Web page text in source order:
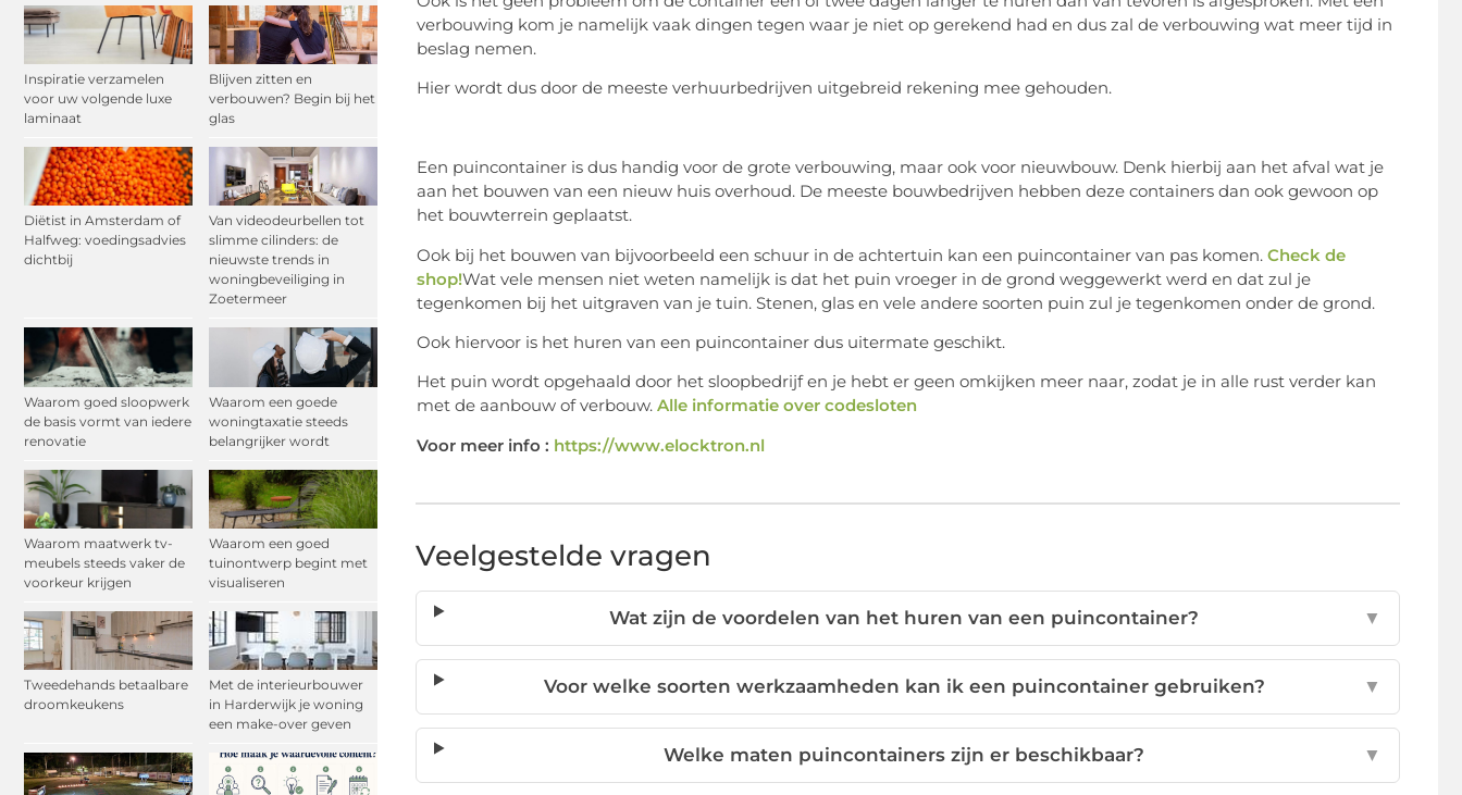
Inspiratie verzamelen
voor uw volgende luxe
laminaat
Blijven zitten en
verbouwen? Begin bij het
glas
Diëtist in Amsterdam of
Halfweg: voedingsadvies
dichtbij
Van videodeurbellen tot
slimme cilinders: de
nieuwste trends in
woningbeveiliging in
Zoetermeer
Waarom goed sloopwerk
de basis vormt van iedere
renovatie
Waarom een goede
woningtaxatie steeds
belangrijker wordt
Waarom maatwerk tv-
meubels steeds vaker de
voorkeur krijgen
Waarom een goed
tuinontwerp begint met
visualiseren
Tweedehands betaalbare
droomkeukens
Met de interieurbouwer
in Harderwijk je woning
een make-over geven
verbouwing kom je namelijk vaak dingen tegen waar je niet op gerekend had en dus zal de verbouwing wat meer tijd in
beslag nemen.
Hier wordt dus door de meeste verhuurbedrijven uitgebreid rekening mee gehouden.
Een puincontainer is dus handig voor de grote verbouwing, maar ook voor nieuwbouw. Denk hierbij aan het afval wat je
aan het bouwen van een nieuw huis overhoud. De meeste bouwbedrijven hebben deze containers dan ook gewoon op
het bouwterrein geplaatst.
Ook bij het bouwen van bijvoorbeeld een schuur in de achtertuin kan een puincontainer van pas komen. Check de
shop!Wat vele mensen niet weten namelijk is dat het puin vroeger in de grond weggewerkt werd en dat zul je
tegenkomen bij het uitgraven van je tuin. Stenen, glas en vele andere soorten puin zul je tegenkomen onder de grond.
Ook hiervoor is het huren van een puincontainer dus uitermate geschikt.
Het puin wordt opgehaald door het sloopbedrijf en je hebt er geen omkijken meer naar, zodat je in alle rust verder kan
met de aanbouw of verbouw. Alle informatie over codesloten
Voor meer info : https://www.elocktron.nl
Veelgestelde vragen
Wat zijn de voordelen van het huren van een puincontainer? ▼
Voor welke soorten werkzaamheden kan ik een puincontainer gebruiken? ▼
Welke maten puincontainers zijn er beschikbaar? ▼